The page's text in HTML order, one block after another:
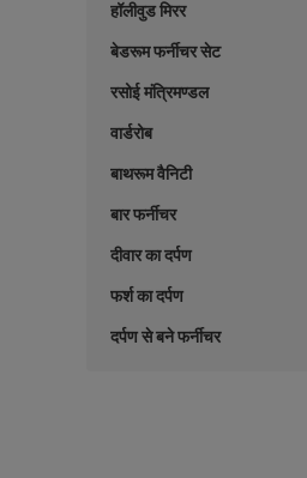
हॉलीवुड मिरर
बेडरूम फर्नीचर सेट
रसोई मंत्रिमण्डल
वार्डरोब
बाथरूम वैनिटी
बार फर्नीचर
दीवार का दर्पण
फर्श का दर्पण
दर्पण से बने फर्नीचर